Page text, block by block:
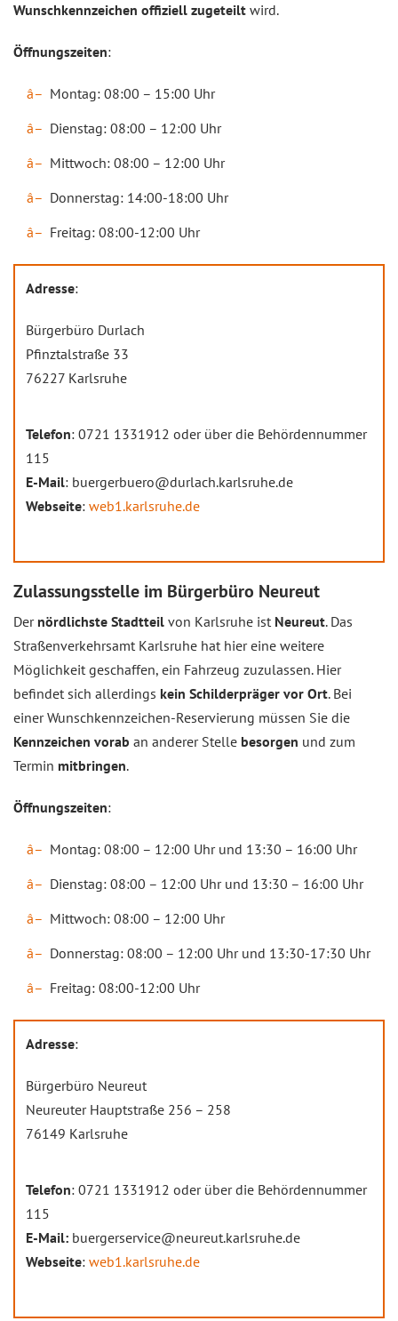
Wunschkennzeichen offiziell zugeteilt wird.
Öffnungszeiten:
Montag: 08:00 – 15:00 Uhr
Dienstag: 08:00 – 12:00 Uhr
Mittwoch: 08:00 – 12:00 Uhr
Donnerstag: 14:00-18:00 Uhr
Freitag: 08:00-12:00 Uhr
Adresse:
Bürgerbüro Durlach
Pfinztalstraße 33
76227 Karlsruhe
Telefon: 0721 1331912 oder über die Behördennummer
115
E-Mail: buergerbuero@durlach.karlsruhe.de
Webseite: web1.karlsruhe.de
Zulassungsstelle im Bürgerbüro Neureut
Der nördlichste Stadtteil von Karlsruhe ist Neureut. Das
Straßenverkehrsamt Karlsruhe hat hier eine weitere
Möglichkeit geschaffen, ein Fahrzeug zuzulassen. Hier
befindet sich allerdings kein Schilderpräger vor Ort. Bei
einer Wunschkennzeichen-Reservierung müssen Sie die
Kennzeichen vorab an anderer Stelle besorgen und zum
Termin mitbringen.
Öffnungszeiten:
Montag: 08:00 – 12:00 Uhr und 13:30 – 16:00 Uhr
Dienstag: 08:00 – 12:00 Uhr und 13:30 – 16:00 Uhr
Mittwoch: 08:00 – 12:00 Uhr
Donnerstag: 08:00 – 12:00 Uhr und 13:30-17:30 Uhr
Freitag: 08:00-12:00 Uhr
Adresse:
Bürgerbüro Neureut
Neureuter Hauptstraße 256 – 258
76149 Karlsruhe
Telefon: 0721 1331912 oder über die Behördennummer
115
E-Mail: buergerservice@neureut.karlsruhe.de
Webseite: web1.karlsruhe.de